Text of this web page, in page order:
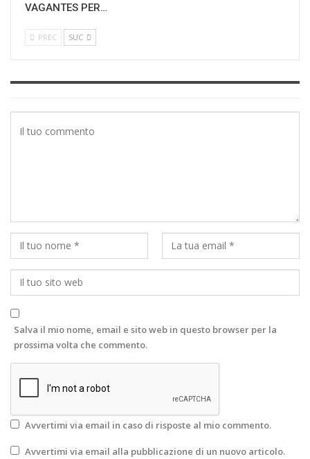
VAGANTES PER…
PREC SUC
Salva il mio nome, email e sito web in questo browser per la
prossima volta che commento.
Avvertimi via email in caso di risposte al mio commento.
Avvertimi via email alla pubblicazione di un nuovo articolo.